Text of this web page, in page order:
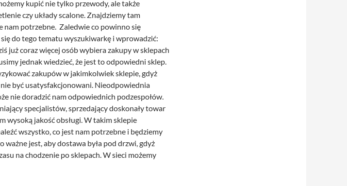
kupić nie tylko przewody, ale także
czy układy scalone. Znajdziemy tam
nam potrzebne. Zaledwie co powinno się
się do tego tematu wyszukiwarkę i wprowadzić:
już coraz więcej osób wybiera zakupy w sklepach
jednak wiedzieć, że jest to odpowiedni sklep.
zakupów w jakimkolwiek sklepie, gdyż
być usatysfakcjonowani. Nieodpowiednia
nie doradzić nam odpowiednich podzespołów.
specjalistów, sprzedający doskonały towar
wysoką jakość obsługi. W takim sklepie
wszystko, co jest nam potrzebne i będziemy
ważne jest, aby dostawa była pod drzwi, gdyż
na chodzenie po sklepach. W sieci możemy